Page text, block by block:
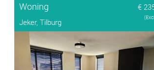
Woning
€
Jeker, Tilburg